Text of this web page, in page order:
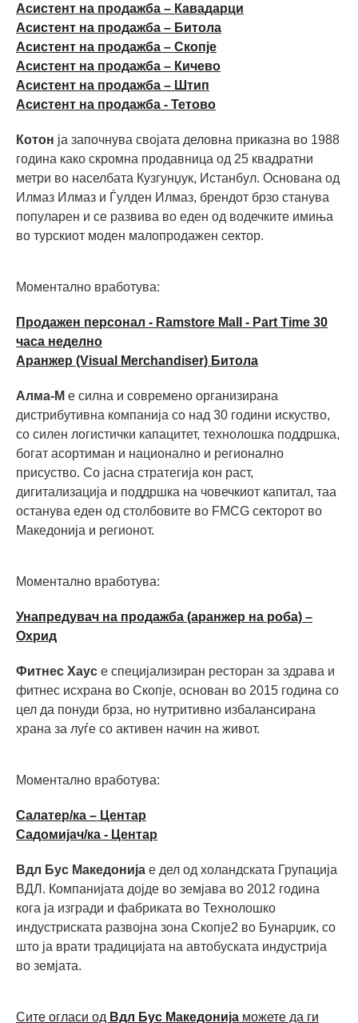
Асистент на продажба – Кавадарци
Асистент на продажба – Битола
Асистент на продажба – Скопје
Асистент на продажба – Кичево
Асистент на продажба – Штип
Асистент на продажба - Тетово
Котон ја започнува својата деловна приказна во 1988
година како скромна продавница од 25 квадратни
метри во населбата Кузгунџук, Истанбул. Основана од
Илмаз Илмаз и Ѓулден Илмаз, брендот брзо станува
популарен и се развива во еден од водечките имиња
во турскиот моден малопродажен сектор.
Моментално вработува:
Продажен персонал - Ramstore Mall - Part Time 30
часа неделно
Аранжер (Visual Merchandiser) Битола
Алма-М е силна и современо организирана
дистрибутивна компанија со над 30 години искуство,
со силен логистички капацитет, технолошка поддршка,
богат асортиман и национално и регионално
присуство. Со јасна стратегија кон раст,
дигитализација и поддршка на човечкиот капитал, таа
останува еден од столбовите во FMCG секторот во
Македонија и регионот.
Моментално вработува:
Унапредувач на продажба (аранжер на роба) –
Охрид
Фитнес Хаус е специјализиран ресторан за здрава и
фитнес исхрана во Скопје, основан во 2015 година со
цел да понуди брза, но нутритивно избалансирана
храна за луѓе со активен начин на живот.
Моментално вработува:
Салатер/ка – Центар
Садомијач/ка - Центар
Вдл Бус Македонија е дел од холандската Групација
ВДЛ. Компанијата дојде во земјава во 2012 година
кога ја изгради и фабриката во Технолошко
индустриската развојна зона Скопје2 во Бунарџик, со
што ја врати традицијата на автобуската индустрија
во земјата.
Сите огласи од Вдл Бус Македонија можете да ги